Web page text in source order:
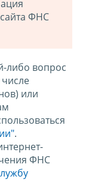
ФНС
либо вопрос
или
.
ФНС